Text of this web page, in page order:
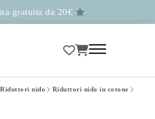
gratuita da 20€
Riduttori nido Riduttori nido in cotone